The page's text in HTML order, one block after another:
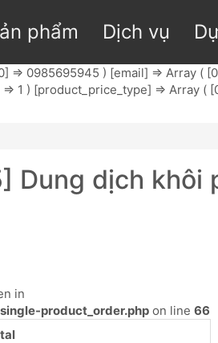
phẩm Dịch vụ
0985695945 ) [email] => Array (
1 ) [product_price_type] => Array (
Dung dịch khôi
in
product_order.php on line 66